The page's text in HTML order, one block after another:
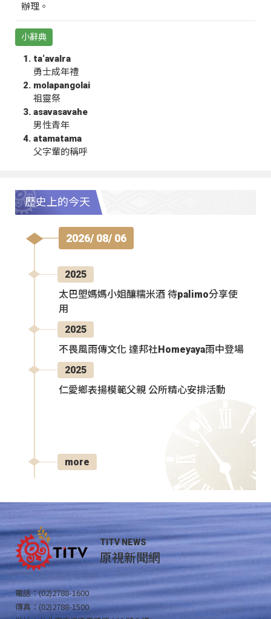
辦理。
小辭典
ta‘avalra
勇士成年禮
molapangolai
祖靈祭
asavasavahe
男性青年
atamatama
父字輩的稱呼
歷史上的今天
2026/ 08/ 06
2025
太巴塱媽媽小姐釀糯米酒 待palimo分享使
用
2025
不畏風雨傳文化 達邦社Homeyaya雨中登場
2025
仁愛鄉表揚模範父親 公所精心安排活動
more
TITV NEWS
原視新聞網
電話：(02)2788-1600
傳真：(02)2788-1500